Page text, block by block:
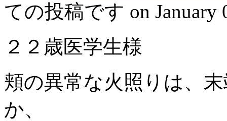
ての投稿です on January
２２歳医学生様
頬の異常な火照りは、
か、